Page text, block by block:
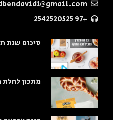
+97 2542520525
סיכום שנת
מתכון